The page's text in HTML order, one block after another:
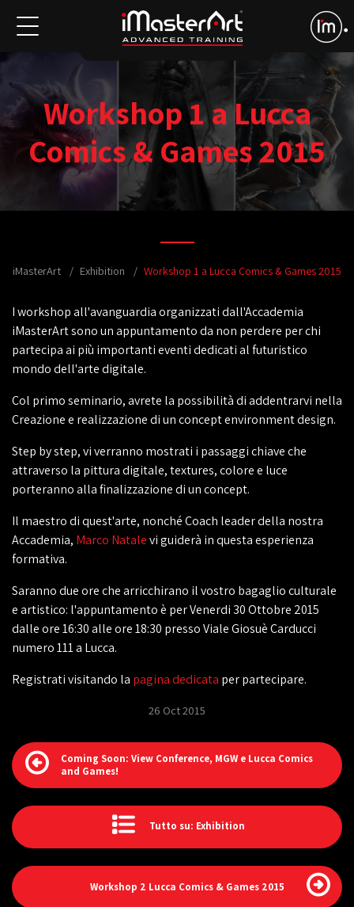
Workshop 1 a Lucca
Comics & Games 2015
iMasterArt Exhibition Workshop 1 a Lucca Comics & Games 2015
I workshop all'avanguardia organizzati dall'Accademia
iMasterArt sono un appuntamento da non perdere per chi
partecipa ai più importanti eventi dedicati al futuristico
mondo dell'arte digitale.
Col primo seminario, avrete la possibilità di addentrarvi nella
Creazione e realizzazione di un concept environment design.
Step by step, vi verranno mostrati i passaggi chiave che
attraverso la pittura digitale, textures, colore e luce
porteranno alla finalizzazione di un concept.
Il maestro di quest'arte, nonché Coach leader della nostra
Accademia, Marco Natalevi guiderà in questa esperienza
formativa.
Saranno due ore che arricchirano il vostro bagaglio culturale
e artistico: l'appuntamento è per Venerdi 30 Ottobre 2015
dalle ore 16:30 alle ore 18:30 presso Viale Giosuè Carducci
numero 111 a Lucca.
Registrati visitando la pagina dedicata per partecipare.
26 Oct 2015
Coming Soon: View Conference, MGW e Lucca Comics
and Games!
Tutto su: Exhibition
Workshop 2 Lucca Comics & Games 2015